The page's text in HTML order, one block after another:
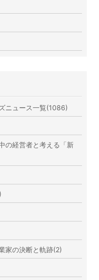
ニュース一覧(1086)
の経営者と考える「新
家の決断と軌跡(2)